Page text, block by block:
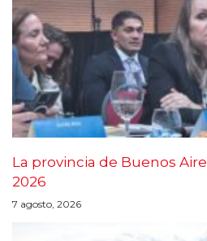
La provincia de Buenos
2026
7 agosto, 2026